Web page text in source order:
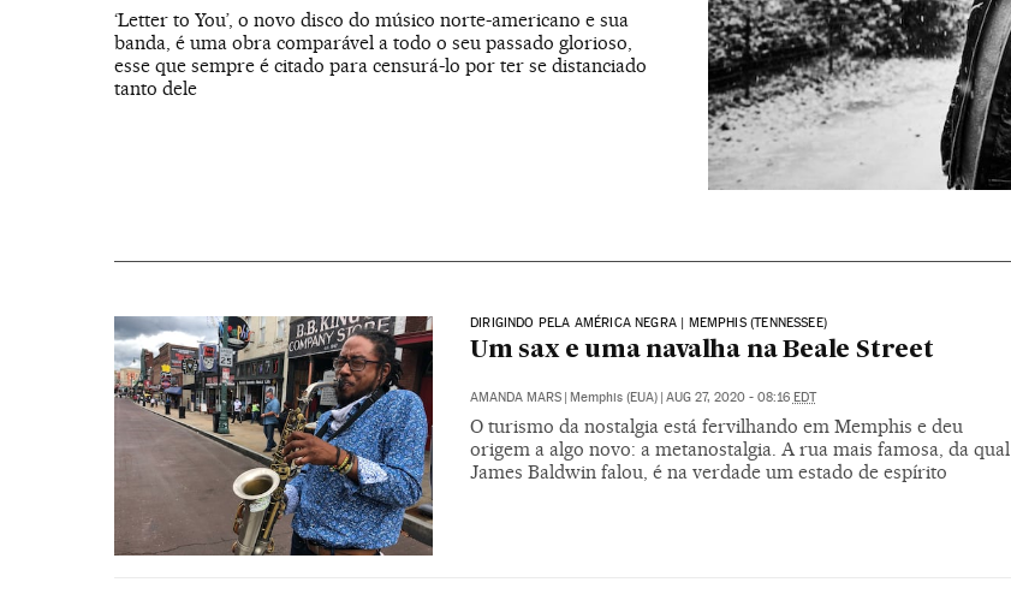
‘Letter to You’, o novo disco do músico norte-americano e sua
banda, é uma obra comparável a todo o seu passado glorioso,
esse que sempre é citado para censurá-lo por ter se distanciado
tanto dele
DIRIGINDO PELA AMÉRICA NEGRA | MEMPHIS (TENNESSEE)
Um sax e uma navalha na Beale Street
AMANDA MARS | Memphis (EUA) | AUG 27, 2020 - 08:16 EDT
O turismo da nostalgia está fervilhando em Memphis e deu
origem a algo novo: a metanostalgia. A rua mais famosa, da qual
James Baldwin falou, é na verdade um estado de espírito